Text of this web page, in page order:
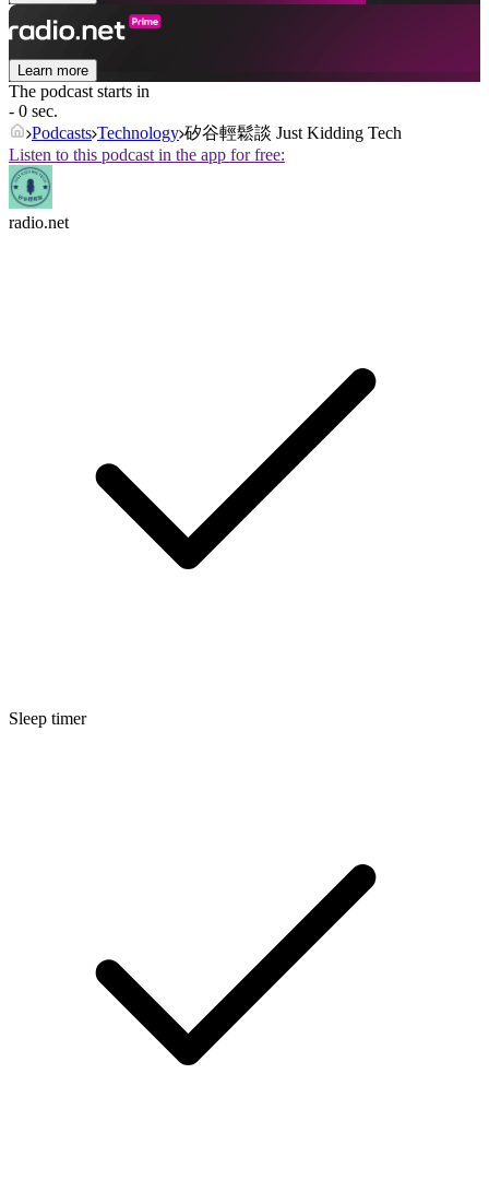
Learn more
The podcast starts in
- 0 sec.
Podcasts Technology 矽谷輕鬆談 Just Kidding Tech
Listen to this podcast in the app for free:
radio.net
Sleep timer